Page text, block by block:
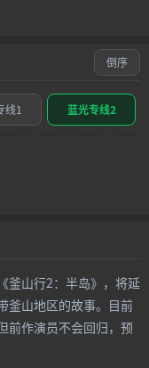
倒序
线1 蓝光专线2
釜山行2：半岛》，将延
釜山地区的故事。目前
前作演员不会回归，预